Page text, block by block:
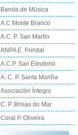
Banda de Música
A.C Monte Branco
A.C. P. San Martín
ANPA E. Pondal
A.C.P. San Eleuterio
A. C. P. Santa Mariña
Asociación Íntegro
C. P. Brisas do Mar
Coral P. Oliveira